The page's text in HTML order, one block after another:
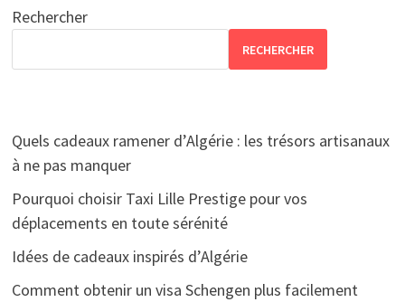
Rechercher
RECHERCHER
Quels cadeaux ramener d’Algérie : les trésors artisanaux
à ne pas manquer
Pourquoi choisir Taxi Lille Prestige pour vos
déplacements en toute sérénité
Idées de cadeaux inspirés d’Algérie
Comment obtenir un visa Schengen plus facilement